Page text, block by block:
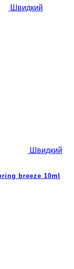
Швидкий
Швидкий
breeze 10ml